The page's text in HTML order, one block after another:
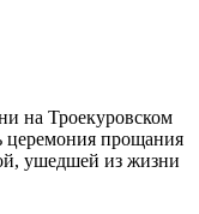
на Троекуровском
церемония прощания
ушедшей из жизни